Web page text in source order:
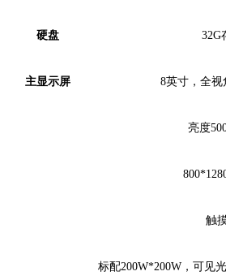
硬盘 32G
主显示屏 8英寸，全视
亮度
触
标配200W*200W ，可见光